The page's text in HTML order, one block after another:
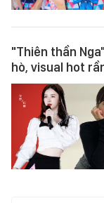
"Thiên thần
hò, visual hot